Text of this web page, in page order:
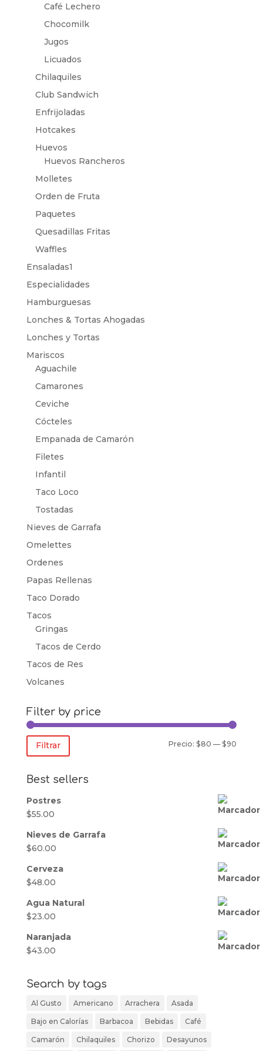
Café Lechero
Chocomilk
Jugos
Licuados
Chilaquiles
Club Sandwich
Enfrijoladas
Hotcakes
Huevos
Huevos Rancheros
Molletes
Orden de Fruta
Paquetes
Quesadillas Fritas
Waffles
Ensaladas1
Especialidades
Hamburguesas
Lonches & Tortas Ahogadas
Lonches y Tortas
Mariscos
Aguachile
Camarones
Ceviche
Cócteles
Empanada de Camarón
Filetes
Infantil
Taco Loco
Tostadas
Nieves de Garrafa
Omelettes
Ordenes
Papas Rellenas
Taco Dorado
Tacos
Gringas
Tacos de Cerdo
Tacos de Res
Volcanes
Filter by price
Filtrar Precio:$80 —$90
Best sellers
Postres
$55.00
Nieves de Garrafa
$60.00
Cerveza
$48.00
Agua Natural
$23.00
Naranjada
$43.00
Search by tags
Al Gusto Americano Arrachera Asada
Bajo en Calorías Barbacoa Bebidas Café
Camarón Chilaquiles Chorizo Desayunos